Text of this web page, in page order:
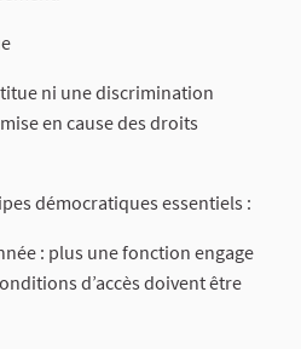
ni une discrimination
en cause des droits
démocratiques essentiels :
: plus une fonction engage
d’accès doivent être